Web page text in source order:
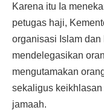
Karena itu Ia
petugas haji,
organisasi Islam
mendelegasikan
mengutamakan
sekaligus
jamaah.